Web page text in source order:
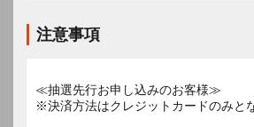
注意事項
≪抽選先行お申し込みのお客様≫
※決済方法はクレジットカードのみと